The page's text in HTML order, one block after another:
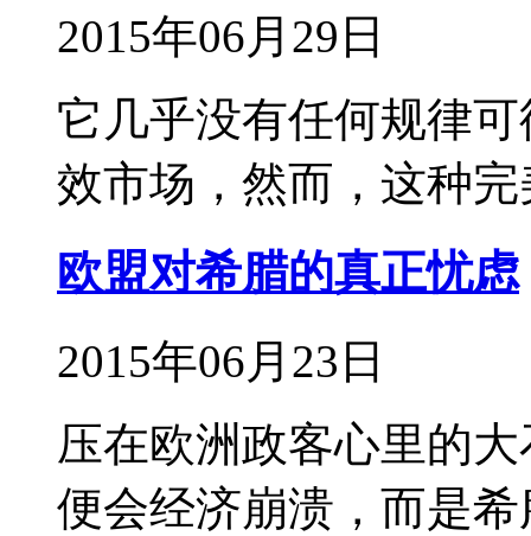
2015年06月29日
它几乎没有任何规律
效市场，然而，这种
欧盟对希腊的真正忧虑
2015年06月23日
压在欧洲政客心里的
便会经济崩溃，而是